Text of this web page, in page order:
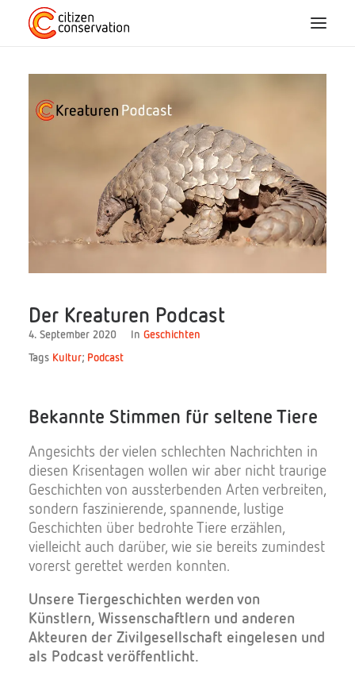
Home
Mitmachen
Projekte
FAQ
Spenden
Search
Der Kreaturen Podcast
4. September 2020 In Geschichten
Tags Kultur; Podcast
Bekannte Stimmen für seltene Tiere
Angesichts der vielen schlechten Nachrichten in
diesen Krisentagen wollen wir aber nicht traurige
Geschichten von aussterbenden Arten verbreiten,
sondern faszinierende, spannende, lustige
Geschichten über bedrohte Tiere erzählen,
vielleicht auch darüber, wie sie bereits zumindest
vorerst gerettet werden konnten.
Unsere Tiergeschichten werden von
Künstlern, Wissenschaftlern und anderen
Akteuren der Zivilgesellschaft eingelesen und
als Podcast veröffentlicht.